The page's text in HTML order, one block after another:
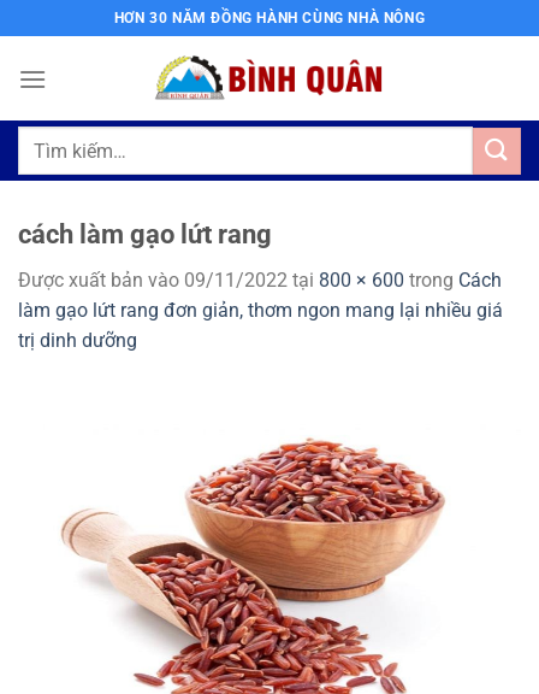
qua
nội
HƠN 30 NĂM ĐỒNG HÀNH CÙNG NHÀ NÔNG
Tìm
cách làm gạo lứt rang
Được xuất bản vào 09/11/2022 tại 800 × 600 trong Cách
làm gạo lứt rang đơn giản, thơm ngon mang lại nhiều giá
trị dinh dưỡng